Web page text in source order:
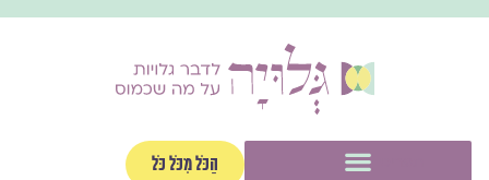
הַכֹּל מִכֹּל כֹּל